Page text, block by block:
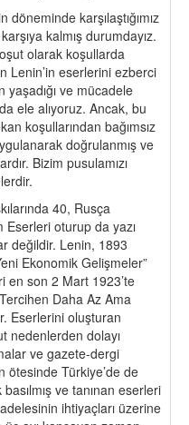
karşılaştığımız
kalmış durumdayız.
olarak koşullarda
Lenin’in eserlerini ezberci
yaşadığı ve mücadele
ele alıyoruz. Ancak, bu
koşullarından bağımsız
doğrulanmış ve
Bizim pusulamızı
40, Rusça
Eserleri oturup da yazı
değildir. Lenin, 1893
Ekonomik Gelişmeler”
en son 2 Mart 1923’te
Daha Az Ama
Eserlerini oluşturan
nedenlerden dolayı
ve gazete-dergi
ötesinde Türkiye’de de
ve tanınan eserleri
ihtiyaçları üzerine